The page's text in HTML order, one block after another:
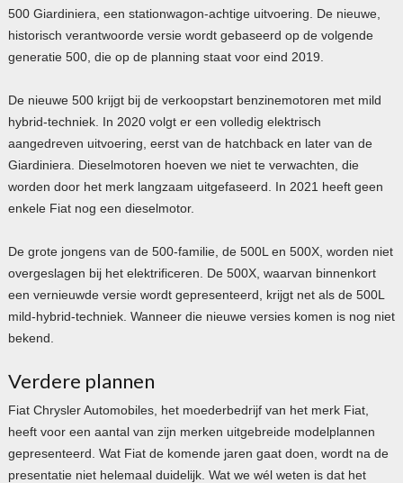
500 Giardiniera, een stationwagon-achtige uitvoering. De nieuwe,
historisch verantwoorde versie wordt gebaseerd op de volgende
generatie 500, die op de planning staat voor eind 2019.
De nieuwe 500 krijgt bij de verkoopstart benzinemotoren met mild
hybrid-techniek. In 2020 volgt er een volledig elektrisch
aangedreven uitvoering, eerst van de hatchback en later van de
Giardiniera. Dieselmotoren hoeven we niet te verwachten, die
worden door het merk langzaam uitgefaseerd. In 2021 heeft geen
enkele Fiat nog een dieselmotor.
De grote jongens van de 500-familie, de 500L en 500X, worden niet
overgeslagen bij het elektrificeren. De 500X, waarvan binnenkort
een vernieuwde versie wordt gepresenteerd, krijgt net als de 500L
mild-hybrid-techniek. Wanneer die nieuwe versies komen is nog niet
bekend.
Verdere plannen
Fiat Chrysler Automobiles, het moederbedrijf van het merk Fiat,
heeft voor een aantal van zijn merken uitgebreide modelplannen
gepresenteerd. Wat Fiat de komende jaren gaat doen, wordt na de
presentatie niet helemaal duidelijk. Wat we wél weten is dat het